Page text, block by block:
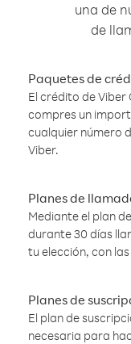
una de
de
Paquetes de
El crédito de Viber
compres un
cualquier número
Viber.
Planes de
Mediante el plan
durante 30 días
tu elección, con
Planes de
El plan de
necesaria para